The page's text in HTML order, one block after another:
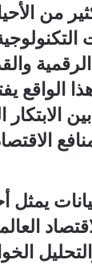
من
الرقمية
هذا الواقع
الابتكار
يمثل